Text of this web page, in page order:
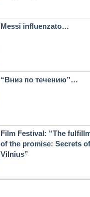
Messi influenzato…
“Вниз по течению”…
Film Festival: “The
of the promise: Secrets of
Vilnius”